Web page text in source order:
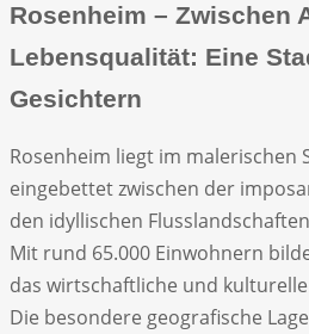
Rosenheim – Zwischen
Lebensqualität: Eine
Gesichtern
Rosenheim liegt im malerischen
eingebettet zwischen der
den idyllischen
Mit rund 65.000 Einwohnern
das wirtschaftliche und
Die besondere geografische